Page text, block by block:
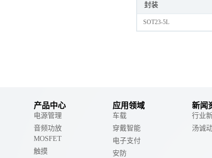
封装
SOT23-5L
产品中心
电源管理
音频功放
MOSFET
触摸
应用领域
车载
穿戴智能
电子支付
安防
新闻
行业
汤诚